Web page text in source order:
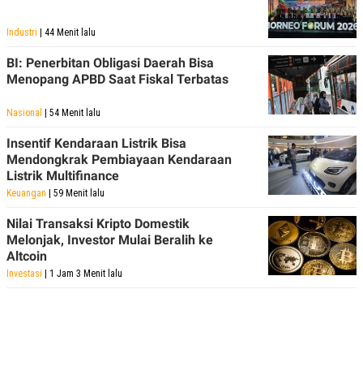
Industri | 44 Menit lalu
BI: Penerbitan Obligasi Daerah Bisa
Menopang APBD Saat Fiskal Terbatas
Nasional | 54 Menit lalu
Insentif Kendaraan Listrik Bisa
Mendongkrak Pembiayaan Kendaraan
Listrik Multifinance
Keuangan | 59 Menit lalu
Nilai Transaksi Kripto Domestik
Melonjak, Investor Mulai Beralih ke
Altcoin
Investasi | 1 Jam 3 Menit lalu